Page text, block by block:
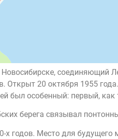
соединяющий
Открыт 20 октября 1955
был особенный: первый, как
берега связывал
годов. Место для